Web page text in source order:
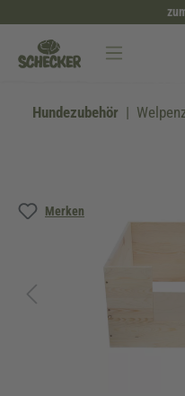
Hundezubehör
Merken
Bildergalerie überspringen